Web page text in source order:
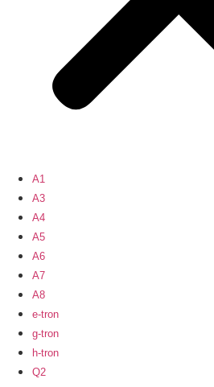
A1
A3
A4
A5
A6
A7
A8
e-tron
g-tron
h-tron
Q2